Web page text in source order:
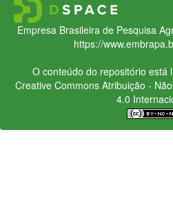
Empresa Brasileira de Pesquisa
https://
O conteúdo do repositório está
Creative CommonsAtribuição -
4.0